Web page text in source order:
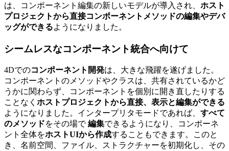
は、コンポーネント編集の新しいモデルが導入され、 ホスト
プロジェクトから直接コンポーネントメソッドの編集やデバ
ッグができるようになりました。
シームレスなコンポーネント統合へ向けて
4Dでのコンポーネント開発は、大きな飛躍を遂げました。
コンポーネントのメソッドやクラスは、共有されているかど
うかに関わらず、コンポーネントを個別に開き直したりする
ことなく ホストプロジェクトから直接、表示と編集ができる
ようになりました。インタープリタモードであれば、 すべて
のメソッドをその場で編集できるようになり、コンポーネ
ント全体をホストUIから作成することもできます。このと
き、名前空間、ファイル、ストラクチャーを初期化し、その